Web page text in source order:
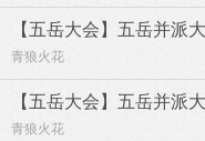
【五岳大会】五岳并派
青狼火花
【五岳大会】五岳并派
青狼火花